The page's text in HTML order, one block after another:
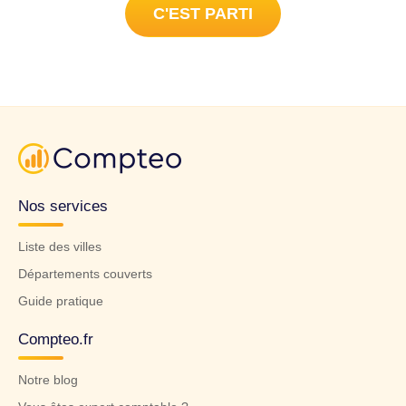
C'EST PARTI
Nos services
Liste des villes
Départements couverts
Guide pratique
Compteo.fr
Notre blog